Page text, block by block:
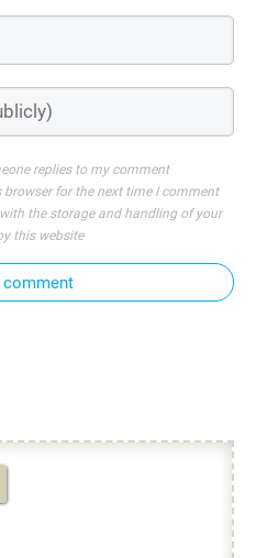
replies to my comment
browser for the next time I comment
the storage and handling of your
this website